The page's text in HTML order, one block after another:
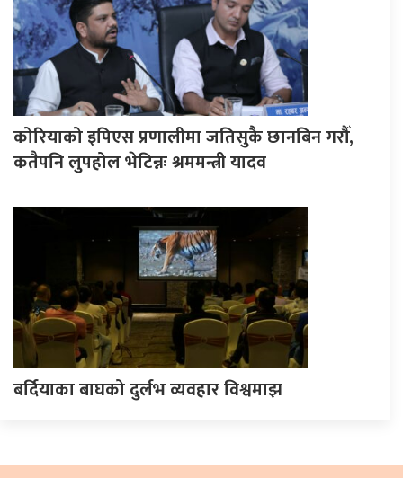
कोरियाको इपिएस प्रणालीमा जतिसुकै छानबिन गरौँ,
कतैपनि लुपहोल भेटिन्नः श्रममन्त्री यादव
बर्दियाका बाघको दुर्लभ व्यवहार विश्वमाझ